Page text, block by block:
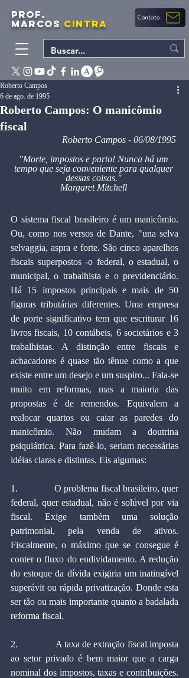
PROF.
MARCOS CINTRA Contato
Roberto Campos: O manicômio
fiscal
Roberto Campos
6 de ago. de 1995
Roberto Campos - 06/08/1995
"Morte, impostos e parto! Nunca há um
tempo que seja conveniente para qualquer
dessas coisas."
Margaret Mitchell
O sistema fiscal brasileiro é um manicômio.
Ou, como nos versos de Dante, "una selva
selvaggia, aspra e forte. São cinco aparelhos
fiscais superpostos -o federal, o estadual, o
municipal, o trabalhista e o previdenciário.
Há 15 impostos principais e mais de 50
figuras tributárias diferentes. Uma empresa
de porte significativo tem que escriturar 16
livros fiscais, 10 contábeis, 6 societários e 3
trabalhistas. A distinção entre fiscais e
achacadores é quase tão tênue como a que
existe entre um desejo e um suspiro... Fala-se
muito em reformas, mas a maioria das
propostas é de remendos. Equivalem a
realocar quartos ou caiar as paredes do
manicômio. Não mudam a doutrina
psiquiátrica. Para fazê-lo, seriam necessárias
idéias claras e distintas. Eis algumas:
1.               O problema fiscal brasileiro, quer
federal, quer estadual, não é solúvel por via
fiscal. Exige também uma solução
patrimonial, pela venda de ativos.
Fiscalmente, o máximo que se consegue é
conter o fluxo do endividamento. A redução
do estoque da dívida exigiria um inatingível
superávit ou rápida privatização. Donde esta
ser tão ou mais importante quanto a badalada
reforma fiscal.
2.               A taxa de extração fiscal imposta
ao setor privado é bem maior que a carga
nominal dos impostos, taxas e contribuições.